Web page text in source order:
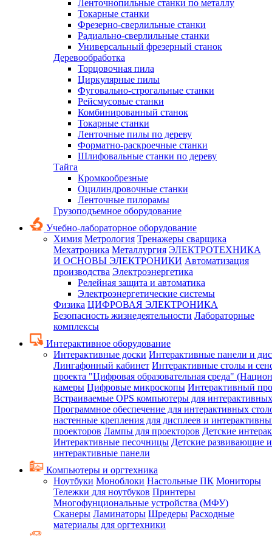
Ленточнопильные станки по металлу
Токарные станки
Фрезерно-сверлильные станки
Радиально-сверлильные станки
Универсальный фрезерный станок
Деревообработка
Торцовочная пила
Циркулярные пилы
Фуговально-строгальные станки
Рейсмусовые станки
Комбинированный станок
Токарные станки
Ленточные пилы по дереву
Форматно-раскроечные станки
Шлифовальные станки по дереву
Тайга
Кромкообрезные
Оцилиндровочные станки
Ленточные пилорамы
Грузоподъемное оборудование
Учебно-лабораторное оборудование
Химия Метрология Тренажеры сварщика
Мехатроника Металлургия ЭЛЕКТРОТЕХНИКА
И ОСНОВЫ ЭЛЕКТРОНИКИ Автоматизация
производства Электроэнергетика
Релейная защита и автоматика
Электроэнергетические системы
Физика ЦИФРОВАЯ ЭЛЕКТРОНИКА
Безопасность жизнедеятельности Лабораторные
комплексы
Интерактивное оборудование
Интерактивные доски Интерактивные панели и
Лингафонный кабинет Интерактивные столы и
проекта "Цифровая образовательная среда"
камеры Цифровые микроскопы Интерактивный
Встраиваемые OPS компьютеры для
Программное обеспечение для интерактивных
настенные крепления для дисплеев и
проекторов Лампы для проекторов Детские
Интерактивные песочницы Детские развивающие
интерактивные панели
Компьютеры и оргтехника
Ноутбуки Моноблоки Настольные ПК Мониторы
Тележки для ноутбуков Принтеры
Многофунциональные устройства (МФУ)
Сканеры Ламинаторы Шредеры Расходные
материалы для оргтехники